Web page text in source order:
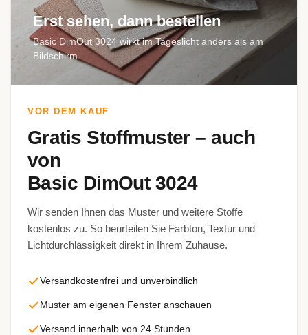
Erst sehen, dann bestellen
Basic DimOut 3024 wirkt im Tageslicht anders als am
Bildschirm.
VOR DEM KAUF
Gratis Stoffmuster – auch
von
Basic DimOut 3024
Wir senden Ihnen das Muster und weitere Stoffe
kostenlos zu. So beurteilen Sie Farbton, Textur und
Lichtdurchlässigkeit direkt in Ihrem Zuhause.
Versandkostenfrei und unverbindlich
Muster am eigenen Fenster anschauen
Versand innerhalb von 24 Stunden